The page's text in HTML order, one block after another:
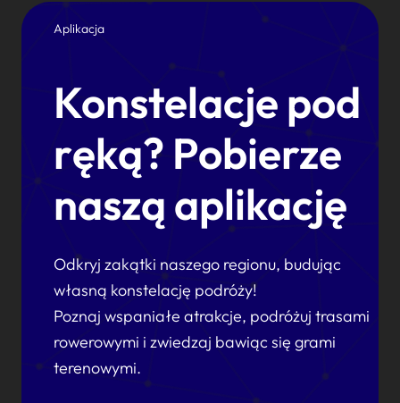
Aplikacja
Konstelacje pod
ręką? Pobierze
naszą aplikację
Odkryj zakątki naszego regionu, budując
własną konstelację podróży!
Poznaj wspaniałe atrakcje, podróżuj trasami
rowerowymi i zwiedzaj bawiąc się grami
terenowymi.